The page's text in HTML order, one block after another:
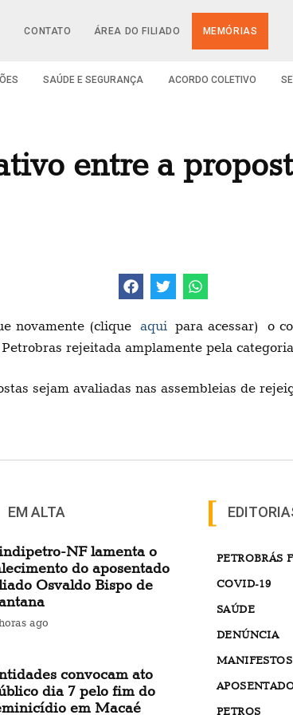
CONTATO ÁREA DO FILIADO MEMÓRIAS
SAÚDE E SEGURANÇA ACORDO COLETIVO
entre a
novamente (clique aqui para acessar) o
rejeitada amplamente pela
sejam avaliadas nas assembleias de
EM ALTA
NF lamenta o
do aposentado
Osvaldo Bispo de
ago
convocam ato
dia 7 pelo fim do
em Macaé
PETROBRÁS
COVID-19
SAÚDE
DENÚNCIA
MANIFESTOS
PETROS